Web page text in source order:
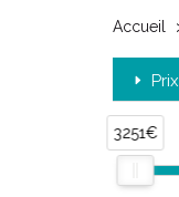
Accueil
Prix
3251€